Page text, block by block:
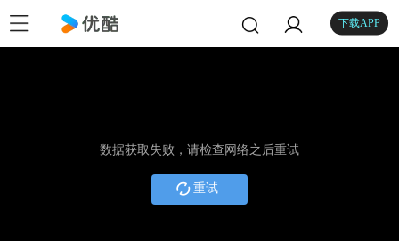
下载APP
数据获取失败，请检查网络之后重试
重试